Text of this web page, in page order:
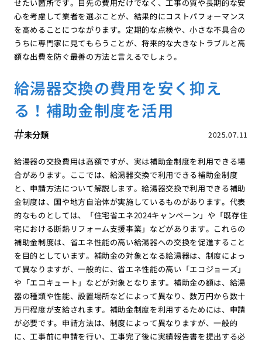
せたい箇所です。目先の費用だけでなく、工事の質や長期的な安
心を考慮して業者を選ぶことが、結果的にコストパフォーマンス
を高めることにつながります。定期的な点検や、小さな不具合の
うちに専門家に見てもらうことが、将来的な大きなトラブルと高
額な出費を防ぐ最善の方法と言えるでしょう。
給湯器交換の費用を安く抑え
る！補助金制度を活用
2025.07.11
未分類
給湯器の交換費用は高額ですが、実は補助金制度を利用できる場
合があります。ここでは、給湯器交換で利用できる補助金制度
と、申請方法について解説します。給湯器交換で利用できる補助
金制度は、国や地方自治体が実施しているものがあります。代表
的なものとしては、「住宅省エネ2024キャンペーン」や「既存住
宅における断熱リフォーム支援事業」などがあります。これらの
補助金制度は、省エネ性能の高い給湯器への交換を促進すること
を目的としています。補助金の対象となる給湯器は、制度によっ
て異なりますが、一般的に、省エネ性能の高い「エコジョーズ」
や「エコキュート」などが対象となります。補助金の額は、給湯
器の種類や性能、設置場所などによって異なり、数万円から数十
万円程度が支給されます。補助金制度を利用するためには、申請
が必要です。申請方法は、制度によって異なりますが、一般的
に、工事前に申請を行い、工事完了後に実績報告書を提出する必